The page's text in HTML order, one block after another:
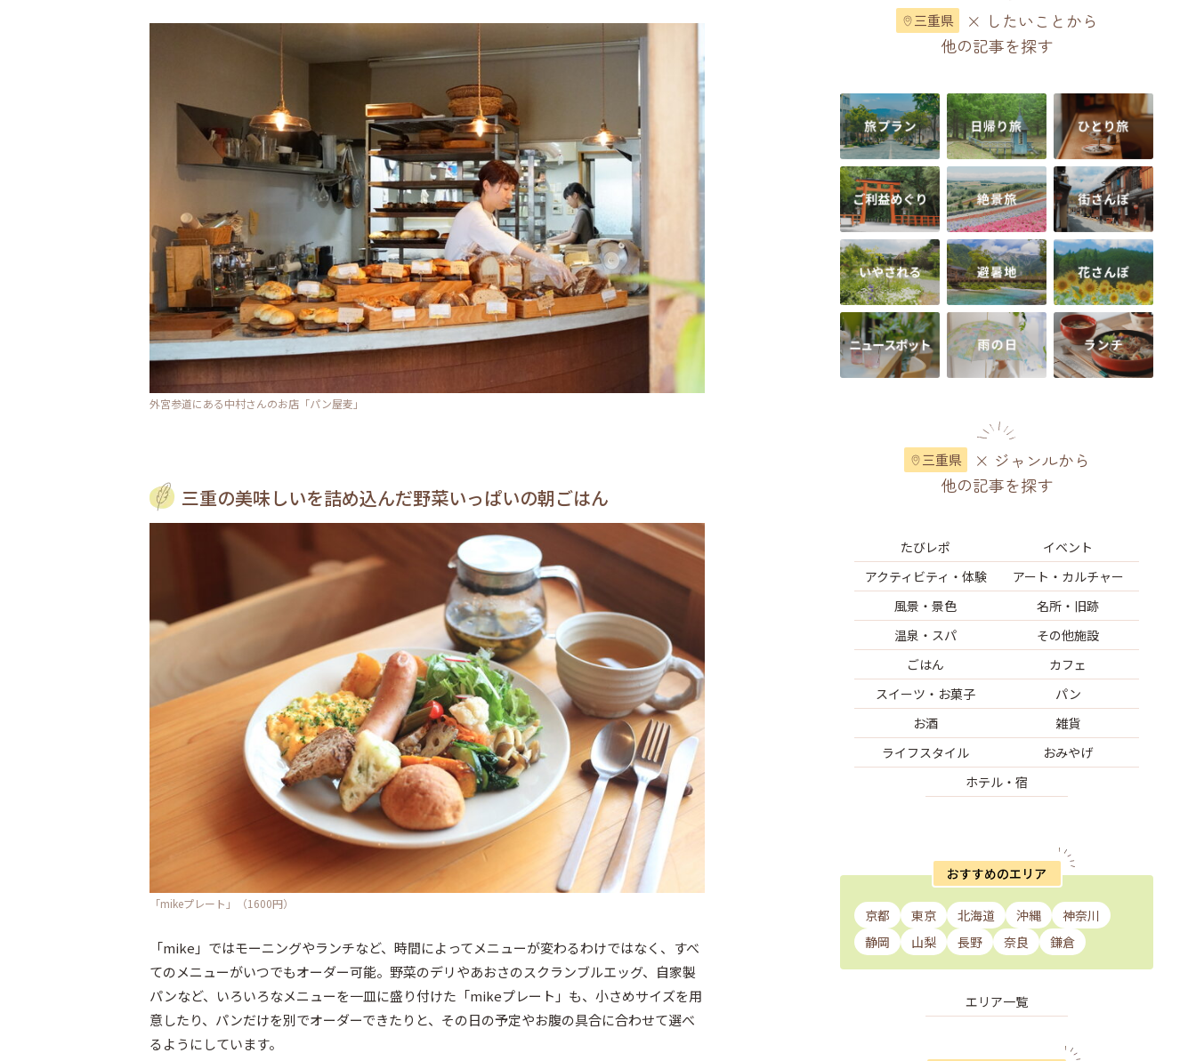
外宮参道にある中村さんのお店「パン屋麦」
三重の美味しいを詰め込んだ野菜いっぱいの朝ごはん
「mikeプレート」（1600円）
「mike」ではモーニングやランチなど、時間によってメニューが変わるわけではなく、すべ
てのメニューがいつでもオーダー可能。野菜のデリやあおさのスクランブルエッグ、自家製
パンなど、いろいろなメニューを一皿に盛り付けた「mikeプレート」も、小さめサイズを用
意したり、パンだけを別でオーダーできたりと、その日の予定やお腹の具合に合わせて選べ
るようにしています。
三重県
× したいことから
他の記事を探す
三重県
× ジャンルから
他の記事を探す
たびレポ
イベント
アクティビティ・体験
アート・カルチャー
風景・景色
名所・旧跡
温泉・スパ
その他施設
ごはん
カフェ
スイーツ・お菓子
パン
お酒
雑貨
ライフスタイル
おみやげ
ホテル・宿
おすすめのエリア
京都 東京 北海道 沖縄
神奈川
静岡
山梨 長野 奈良 鎌倉
エリア一覧